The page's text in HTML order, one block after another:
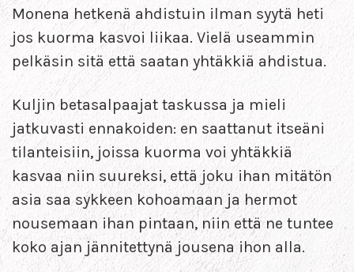
Monena hetkenä ahdistuin ilman syytä heti
jos kuorma kasvoi liikaa. Vielä useammin
pelkäsin sitä että saatan yhtäkkiä ahdistua.
Kuljin betasalpaajat taskussa ja mieli
jatkuvasti ennakoiden: en saattanut itseäni
tilanteisiin, joissa kuorma voi yhtäkkiä
kasvaa niin suureksi, että joku ihan mitätön
asia saa sykkeen kohoamaan ja hermot
nousemaan ihan pintaan, niin että ne tuntee
koko ajan jännitettynä jousena ihon alla.